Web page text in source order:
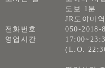
도보 1분
JR도야마
전화번호
050-2018-
영업시간
(L.O.